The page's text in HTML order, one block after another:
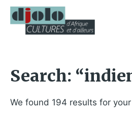
Search:
We found 194 results for